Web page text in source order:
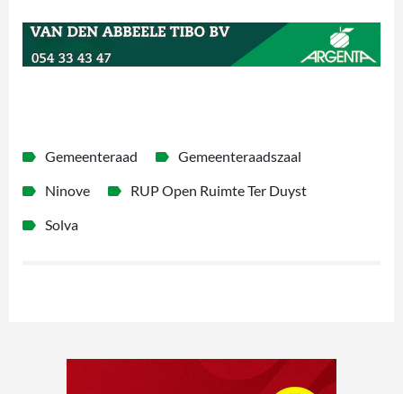
Gemeenteraad
Gemeenteraadszaal
Ninove
RUP Open Ruimte Ter Duyst
Solva